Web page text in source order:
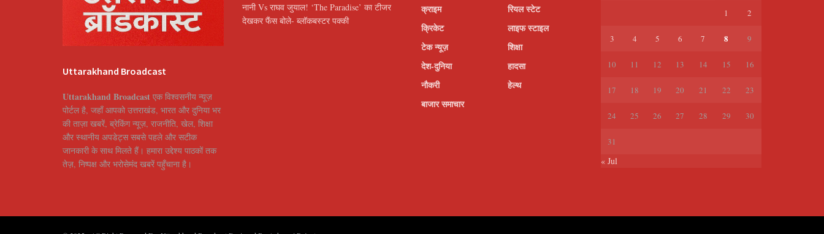
Uttarakhand Broadcast
Uttarakhand Broadcast एक विश्वसनीय न्यूज़
पोर्टल है, जहाँ आपको उत्तराखंड, भारत और दुनिया भर
की ताज़ा खबरें, ब्रेकिंग न्यूज़, राजनीति, खेल, शिक्षा
और स्थानीय अपडेट्स सबसे पहले और सटीक
जानकारी के साथ मिलते हैं। हमारा उद्देश्य पाठकों तक
तेज़, निष्पक्ष और भरोसेमंद खबरें पहुँचाना है।
नानी Vs राघव जुयाल! ‘The Paradise’ का टीजर
देखकर फैंस बोले- ब्लॉकबस्टर पक्की
क्राइम
क्रिकेट
टेक न्यूज़
देश-दुनिया
नौकरी
बाजार समाचार
रियल स्टेट
लाइफ स्टाइल
शिक्षा
हादसा
हेल्थ
1 2
3 4 5 6 7 8 9
10 11 12 13 14 15 16
17 18 19 20 21 22 23
24 25 26 27 28 29 30
31
« Jul